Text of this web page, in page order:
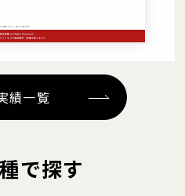
績一覧
で探す